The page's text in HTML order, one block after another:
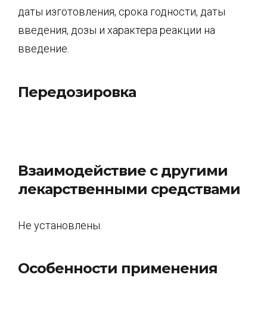
даты изготовления, срока годности, даты
введения, дозы и характера реакции на
введение.
Передозировка
Взаимодействие с другими
лекарственными средствами
Не установлены.
Особенности применения